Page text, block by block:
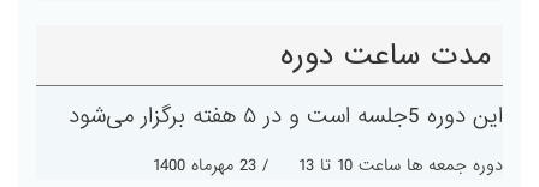
مدت ساعت دوره
این دوره 5جلسه است و در ۵ هفته برگزار می‌شود
دوره جمعه ها ساعت 10 تا 13 / 23 مهرماه 1400